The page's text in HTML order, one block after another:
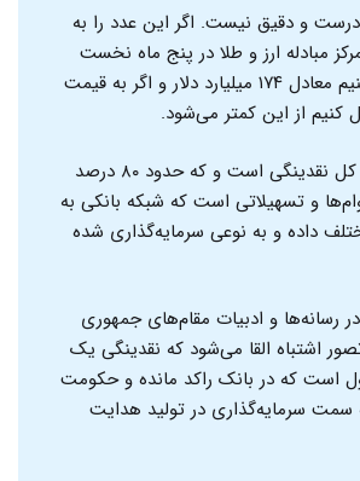
درست و دقیق نیست. اگر این عدد را به
مبادله ارز و طلا در پنج ماه نخست
سال تبدیل کنیم معادل ۱۷۴ میلیارد دلار و اگر به قیمت
کنیم از این کمتر می‌شود.
دوم، این رقم کل نقدینگی است و که حدود ۸۰ درصد
و تسهیلاتی است که شبکه بانکی به
داده و به نوعی سرمایه‌گذاری شده
رسانه‌ها و ادبیات مقام‌های جمهوری
اشتباه القا می‌شود که نقدینگی یک
است که در بانک راکد مانده و حکومت
سمت سرمایه‌گذاری در تولید هدایت